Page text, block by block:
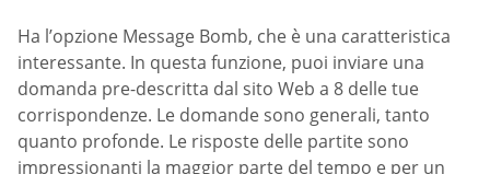
Ha l’opzione Message Bomb, che è una caratteristica
interessante. In questa funzione, puoi inviare una
domanda pre-descritta dal sito Web a 8 delle tue
corrispondenze. Le domande sono generali, tanto
quanto profonde. Le risposte delle partite sono
impressionanti la maggior parte del tempo e per un